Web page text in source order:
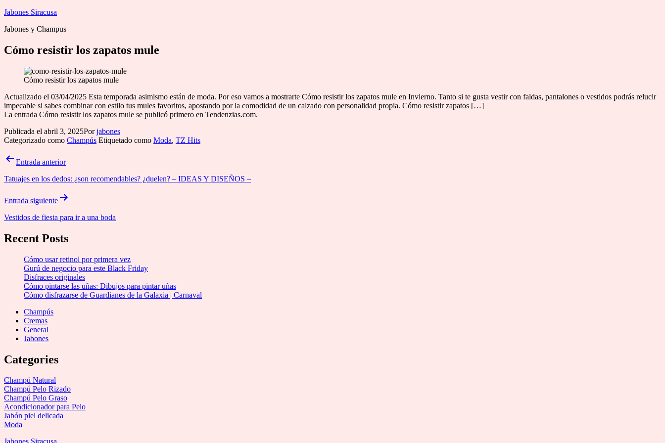
Saltar
contenido
Jabones Siracusa
Jabones y Champus
Cómo resistir los zapatos mule
Cómo resistir los zapatos mule
Actualizado el 03/04/2025 Esta temporada asimismo están de moda. Por eso vamos a mostrarte Cómo resistir los zapatos mule en Invierno. Tanto si te gusta vestir con faldas, pantalones o vestidos podrás relucir
impecable si sabes combinar con estilo tus mules favoritos, apostando por la comodidad de un calzado con personalidad propia. Cómo resistir zapatos […]
La entrada Cómo resistir los zapatos mule se publicó primero en Tendenzias.com.
Publicada el abril 3, 2025Porjabones
Categorizado como Champús Etiquetado como Moda, TZ Hits
Navegación
entradas
Entrada anterior
Tatuajes en los dedos: ¿son recomendables? ¿duelen? – IDEAS Y DISEÑOS –
Entrada siguiente
Vestidos de fiesta para ir a una boda
Recent Posts
Cómo usar retinol por primera vez
Gurú de negocio para este Black Friday
Disfraces originales
Cómo pintarse las uñas: Dibujos para pintar uñas
Cómo disfrazarse de Guardianes de la Galaxia | Carnaval
Champús
Cremas
General
Jabones
Categories
Champú Natural
Champú Pelo Rizado
Champú Pelo Graso
Acondicionador para Pelo
Jabón piel delicada
Moda